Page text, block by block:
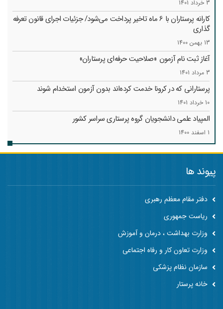
3 خرداد 1401
کارانه‌ پرستاران با 6 ماه تاخیر پرداخت می‌شود/ جزئیات اجرای قانون تعرفه
گذاری
13 بهمن 1400
آغاز ثبت نام آزمون «صلاحیت حرفه‌ای پرستاران»
3 مرداد 1401
پرستارانی که در کرونا خدمت کرد‌ه‌اند بدون آزمون استخدام شوند
10 خرداد 1401
المپیاد علمی دانشجویان گروه پرستاری سراسر کشور
1 اسفند 1400
پیوند ها
دفتر مقام معظم رهبری
ریاست جمهوری
وزارت بهداشت ، درمان و آموزش
وزارت تعاون کار و رفاه اجتماعی
سازمان نظام پزشکی
خانه پرستار